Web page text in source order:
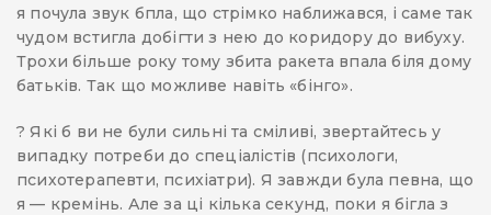
я почула звук бпла, що стрімко наближався, і саме так
чудом встигла добігти з нею до коридору до вибуху.
Трохи більше року тому збита ракета впала біля дому
батьків. Так що можливе навіть «бінго».
? Які б ви не були сильні та сміливі, звертайтесь у
випадку потреби до спеціалістів (психологи,
психотерапевти, психіатри). Я завжди була певна, що
я — кремінь. Але за ці кілька секунд, поки я бігла з